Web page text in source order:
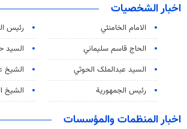
اخبار الشخصيات
الامام الخامنئي
رئیس
الحاج قاسم سليماني
السيد
السید عبدالملک الحوثي
الشيخ
رئيس الجمهورية
الشيخ
اخبار المنظمات والمؤسسات